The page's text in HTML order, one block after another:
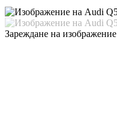
Зареждане на изображение